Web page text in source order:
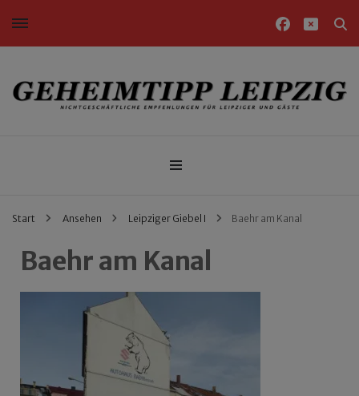
Nichtgeschäftliche Empfehlungen für Leipziger und Gäste
Start Ansehen Leipziger Giebel I Baehr am Kanal
Baehr am Kanal